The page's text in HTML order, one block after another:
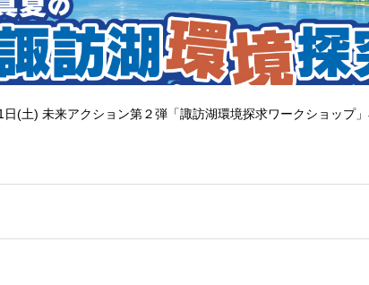
日(土) 未来アクション第２弾「諏訪湖環境探求ワークショップ